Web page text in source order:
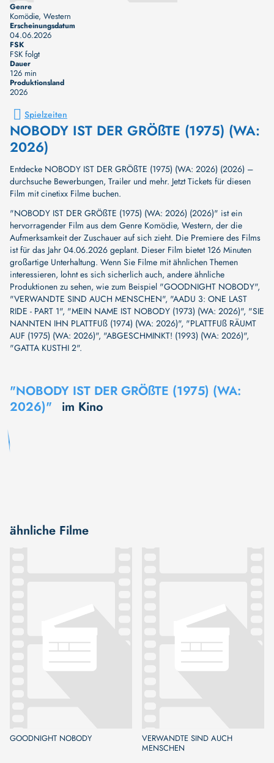
Genre
Komödie, Western
Erscheinungsdatum
04.06.2026
FSK
FSK folgt
Dauer
126 min
Produktionsland
2026
Spielzeiten
NOBODY IST DER GRÖßTE (1975) (WA:
2026)
Entdecke NOBODY IST DER GRÖßTE (1975) (WA: 2026) (2026) –
durchsuche Bewerbungen, Trailer und mehr. Jetzt Tickets für diesen
Film mit cinetixx Filme buchen.
"NOBODY IST DER GRÖßTE (1975) (WA: 2026) (2026)" ist ein
hervorragender Film aus dem Genre Komödie, Western, der die
Aufmerksamkeit der Zuschauer auf sich zieht. Die Premiere des Films
ist für das Jahr 04.06.2026 geplant. Dieser Film bietet 126 Minuten
großartige Unterhaltung. Wenn Sie Filme mit ähnlichen Themen
interessieren, lohnt es sich sicherlich auch, andere ähnliche
Produktionen zu sehen, wie zum Beispiel "GOODNIGHT NOBODY",
"VERWANDTE SIND AUCH MENSCHEN", "AADU 3: ONE LAST
RIDE - PART 1", "MEIN NAME IST NOBODY (1973) (WA: 2026)", "SIE
NANNTEN IHN PLATTFUß (1974) (WA: 2026)", "PLATTFUß RÄUMT
AUF (1975) (WA: 2026)", "ABGESCHMINKT! (1993) (WA: 2026)",
"GATTA KUSTHI 2".
"NOBODY IST DER GRÖßTE (1975) (WA:
2026)"
im Kino
ähnliche Filme
GOODNIGHT NOBODY
VERWANDTE SIND AUCH
MENSCHEN